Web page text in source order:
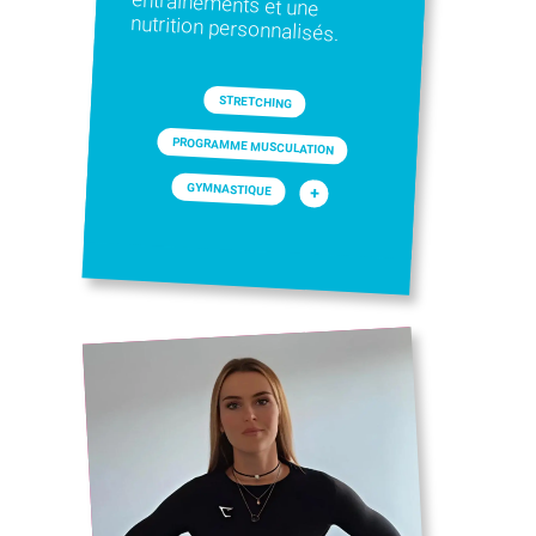
nutrition personnalisés.
STRETCHING
PROGRAMME MUSCULATION
GYMNASTIQUE +